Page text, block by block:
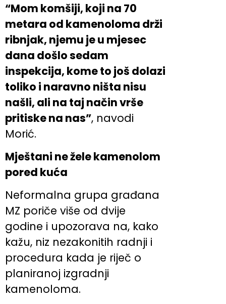
“Mom komšiji, koji na 70
metara od kamenoloma drži
ribnjak, njemu je u mjesec
dana došlo sedam
inspekcija, kome to još dolazi
toliko i naravno ništa nisu
našli, ali na taj način vrše
pritiske na nas”, navodi
Morić.
Mještani ne žele kamenolom
pored kuća
Neformalna grupa građana
MZ poriče više od dvije
godine i upozorava na, kako
kažu, niz nezakonitih radnji i
procedura kada je riječ o
planiranoj izgradnji
kamenoloma.